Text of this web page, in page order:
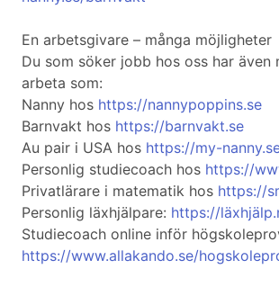
En arbetsgivare – många möjligheter
Du som söker jobb hos oss har även
arbeta som:
Nanny hos https://nannypoppins.se
Barnvakt hos https://barnvakt.se
Au pair i USA hos https://my-
Personlig studiecoach hos https://
Privatlärare i matematik hos https://
Personlig läxhjälpare: https://
Studiecoach online inför
https://www.allakando.se/